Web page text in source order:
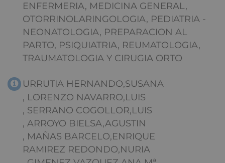
ENFERMERIA, MEDICINA GENERAL,
OTORRINOLARINGOLOGIA, PEDIATRIA -
NEONATOLOGIA, PREPARACION AL
PARTO, PSIQUIATRIA, REUMATOLOGIA,
TRAUMATOLOGIA Y CIRUGIA ORTO
URRUTIA HERNANDO,SUSANA
, LORENZO NAVARRO,LUIS
, SERRANO COGOLLOR,LUIS
, ARROYO BIELSA,AGUSTIN
, MAÑAS BARCELO,ENRIQUE
RAMIREZ REDONDO,NURIA